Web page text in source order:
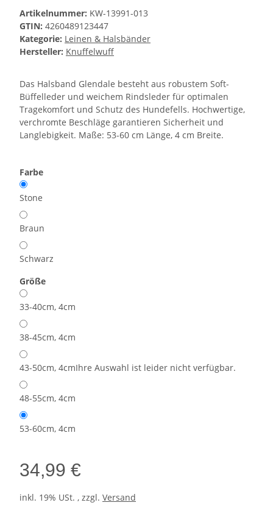
Artikelnummer: KW-13991-013
GTIN: 4260489123447
Kategorie: Leinen & Halsbänder
Hersteller: Knuffelwuff
Das Halsband Glendale besteht aus robustem Soft-
Büffelleder und weichem Rindsleder für optimalen
Tragekomfort und Schutz des Hundefells. Hochwertige,
verchromte Beschläge garantieren Sicherheit und
Langlebigkeit. Maße: 53-60 cm Länge, 4 cm Breite.
Farbe
Stone
Braun
Schwarz
Größe
33-40cm, 4cm
38-45cm, 4cm
43-50cm, 4cmIhre Auswahl ist leider nicht verfügbar.
48-55cm, 4cm
53-60cm, 4cm
34,99 €
inkl. 19% USt. , zzgl. Versand